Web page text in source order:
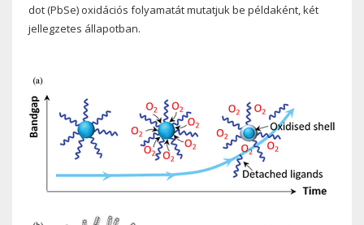
dot (PbSe) oxidációs folyamatát mutatjuk be példaként, két
jellegzetes állapotban.